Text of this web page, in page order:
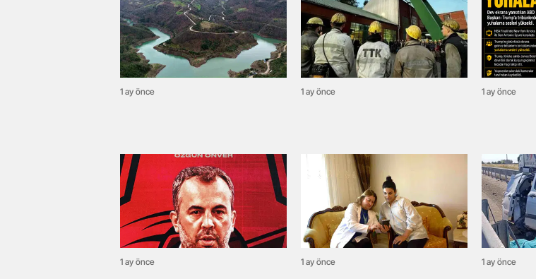
1 ay önce 1 ay önce 1 ay önce
1 ay önce 1 ay önce 1 ay önce